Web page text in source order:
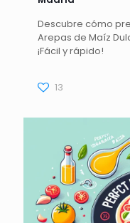
Descubre cómo
Arepas de Maíz
¡Fácil y rápido!
13